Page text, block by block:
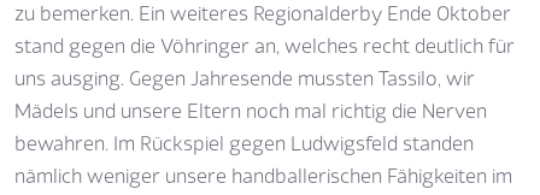
zu bemerken. Ein weiteres Regionalderby Ende Oktober
stand gegen die Vöhringer an, welches recht deutlich für
uns ausging. Gegen Jahresende mussten Tassilo, wir
Mädels und unsere Eltern noch mal richtig die Nerven
bewahren. Im Rückspiel gegen Ludwigsfeld standen
nämlich weniger unsere handballerischen Fähigkeiten im